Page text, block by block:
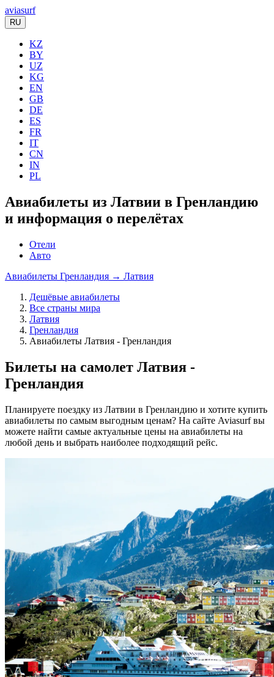
aviasurf
RU
KZ
BY
UZ
KG
EN
GB
DE
ES
FR
IT
CN
IN
PL
Авиабилеты из Латвии в Гренландию
и информация о перелётах
Отели
Авто
Авиабилеты Гренландия → Латвия
Дешёвые авиабилеты
Все страны мира
Латвия
Гренландия
Авиабилеты Латвия - Гренландия
Билеты на самолет Латвия -
Гренландия
Планируете поездку из Латвии в Гренландию и хотите купить
авиабилеты по самым выгодным ценам? На сайте Aviasurf вы
можете найти самые актуальные цены на авиабилеты на
любой день и выбрать наиболее подходящий рейс.